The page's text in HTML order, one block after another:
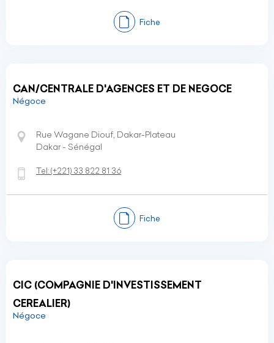
Fiche
CAN/CENTRALE D'AGENCES ET DE NEGOCE
Négoce
Rue Wagane Diouf, Dakar-Plateau
Dakar - Sénégal
Tel:(+221) 33 822 81 36
Fiche
CIC (COMPAGNIE D'INVESTISSEMENT
CEREALIER)
Négoce